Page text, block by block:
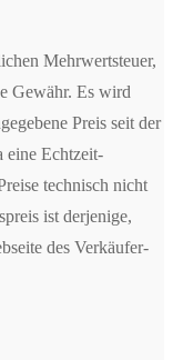
Mehrwertsteuer,
Gewähr. Es wird
Preis seit der
eine Echtzeit-
technisch nicht
ist derjenige,
des Verkäufer-